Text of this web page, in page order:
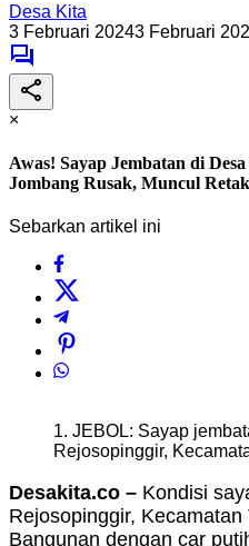
Desa Kita
3 Februari 20243 Februari
×
Awas! Sayap Jembatan di
Jombang Rusak, Muncul
Sebarkan artikel ini
1. JEBOL: Sayap
Rejosopinggir,
Desakita.co – Kondisi
Rejosopinggir, Kecamatan
Bangunan dengan car